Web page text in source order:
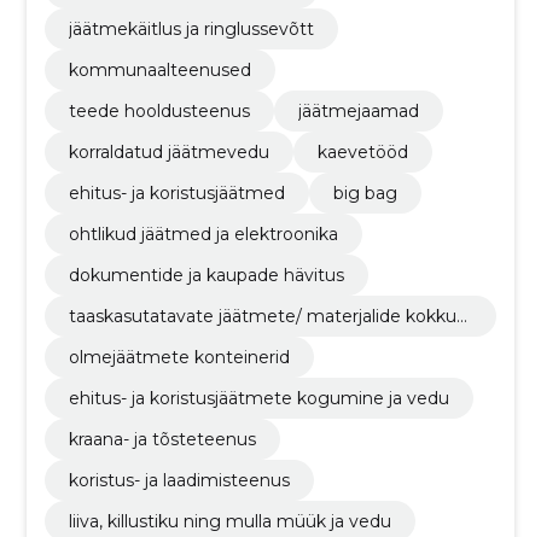
jäätmekäitlus ja ringlussevõtt
kommunaalteenused
teede hooldusteenus
jäätmejaamad
korraldatud jäätmevedu
kaevetööd
ehitus- ja koristusjäätmed
big bag
ohtlikud jäätmed ja elektroonika
dokumentide ja kaupade hävitus
taaskasutatavate jäätmete/ materjalide kokkuo
olmejäätmete konteinerid
ehitus- ja koristusjäätmete kogumine ja vedu
kraana- ja tõsteteenus
koristus- ja laadimisteenus
liiva, killustiku ning mulla müük ja vedu